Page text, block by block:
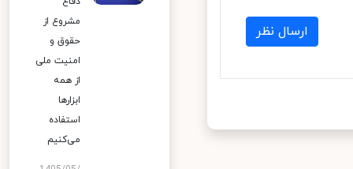
ارسال نظر
مشروع از
حقوق و
امنیت ملی
از همه
ابزارها
استفاده
می‌کنیم